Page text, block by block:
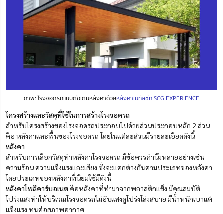
ภาพ: โรงจอดรถแบบต่อเติมหลังคาด้วยหลังคาเมทัลชีท SCG EXPERIENCE
โครงสร้างและวัสดุที่ใช้ในการสร้างโรงจอดรถ
สำหรับโครงสร้างของโรงจอดรถประกอบไปด้วยส่วนประกอบหลัก 2 ส่วน
คือ หลังคาและพื้นของโรงจอดรถ โดยในแต่ละส่วนมีรายละเอียดดังนี้
หลังคา
สำหรับการเลือกวัสดุทำหลังคาโรงจอดรถ มีข้อควรคำนึงหลายอย่างเช่น
ความร้อน ความแข็งแรงและเสียง ซึ่งจะแตกต่างกันตามประเภทของหลังคา
โดยประเภทของหลังคาที่นิยมใช้มีดังนี้
หลังคาโพลีคาร์บอเนต คือหลังคาที่ทำมาจากพลาสติกแข็ง มีคุณสมบัติ
โปร่งแสงทำให้บริเวณโรงจอดรถไม่อับแสงดูโปร่งโล่งสบาย มีน้ำหนักเบาแต่
แข็งแรง ทนต่อสภาพอากาศ